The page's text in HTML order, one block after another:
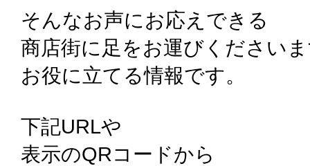
そんなお声にお応えできる
商店街に足をお運びください
お役に立てる情報です。
下記URLや
表示のQRコードから